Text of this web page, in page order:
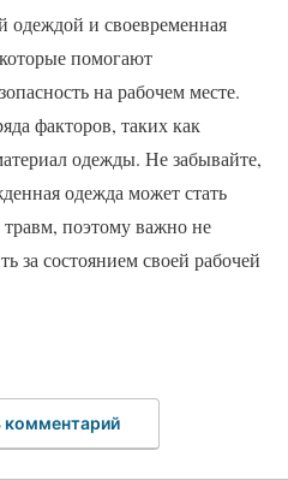
одеждой и своевременная
помогают
на рабочем месте.
факторов, таких как
одежды. Не забывайте,
одежда может стать
поэтому важно не
за состоянием своей рабочей
комментарий